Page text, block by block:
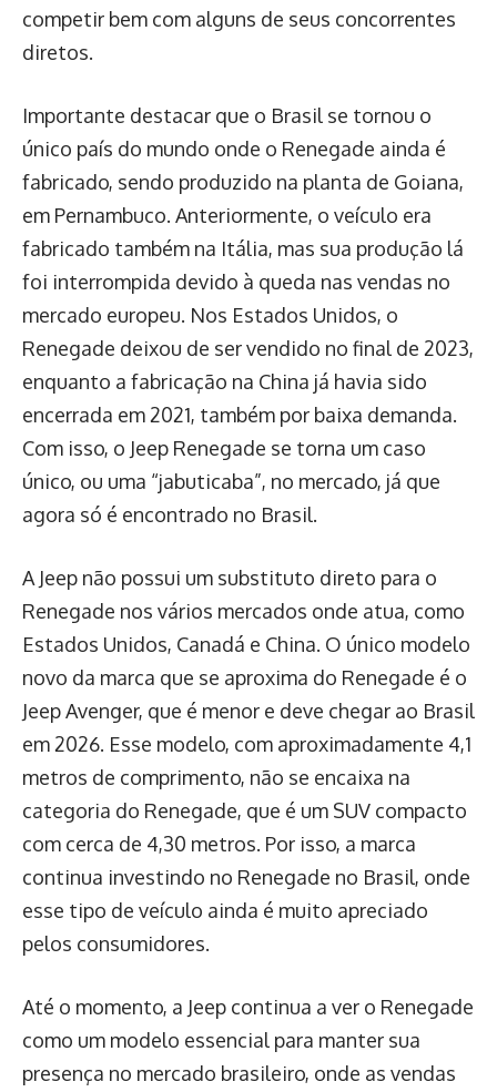
competir bem com alguns de seus concorrentes
diretos.
Importante destacar que o Brasil se tornou o
único país do mundo onde o Renegade ainda é
fabricado, sendo produzido na planta de Goiana,
em Pernambuco. Anteriormente, o veículo era
fabricado também na Itália, mas sua produção lá
foi interrompida devido à queda nas vendas no
mercado europeu. Nos Estados Unidos, o
Renegade deixou de ser vendido no final de 2023,
enquanto a fabricação na China já havia sido
encerrada em 2021, também por baixa demanda.
Com isso, o Jeep Renegade se torna um caso
único, ou uma “jabuticaba”, no mercado, já que
agora só é encontrado no Brasil.
A Jeep não possui um substituto direto para o
Renegade nos vários mercados onde atua, como
Estados Unidos, Canadá e China. O único modelo
novo da marca que se aproxima do Renegade é o
Jeep Avenger, que é menor e deve chegar ao Brasil
em 2026. Esse modelo, com aproximadamente 4,1
metros de comprimento, não se encaixa na
categoria do Renegade, que é um SUV compacto
com cerca de 4,30 metros. Por isso, a marca
continua investindo no Renegade no Brasil, onde
esse tipo de veículo ainda é muito apreciado
pelos consumidores.
Até o momento, a Jeep continua a ver o Renegade
como um modelo essencial para manter sua
presença no mercado brasileiro, onde as vendas